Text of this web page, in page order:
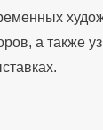
а также